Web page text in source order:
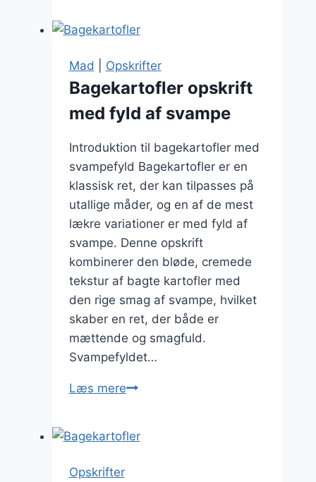
og
grøntsager
Mad Opskrifter
Bagekartofler opskrift
med fyld af svampe
Introduktion til bagekartofler med
svampefyld Bagekartofler er en
klassisk ret, der kan tilpasses på
utallige måder, og en af de mest
lækre variationer er med fyld af
svampe. Denne opskrift
kombinerer den bløde, cremede
tekstur af bagte kartofler med
den rige smag af svampe, hvilket
skaber en ret, der både er
mættende og smagfuld.
Svampefyldet…
Læs mereBagekartofler
fyld
Opskrifter